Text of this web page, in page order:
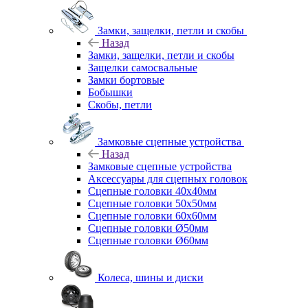
Замки, защелки, петли и скобы
Назад
Замки, защелки, петли и скобы
Защелки самосвальные
Замки бортовые
Бобышки
Скобы, петли
Замковые сцепные устройства
Назад
Замковые сцепные устройства
Аксессуары для сцепных головок
Сцепные головки 40x40мм
Сцепные головки 50x50мм
Сцепные головки 60x60мм
Сцепные головки Ø50мм
Сцепные головки Ø60мм
Колеса, шины и диски